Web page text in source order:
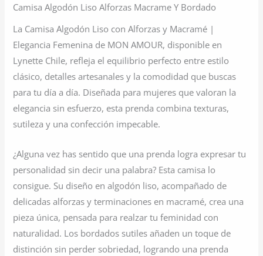
Camisa Algodón Liso Alforzas Macrame Y Bordado
La Camisa Algodón Liso con Alforzas y Macramé |
Elegancia Femenina de MON AMOUR, disponible en
Lynette Chile, refleja el equilibrio perfecto entre estilo
clásico, detalles artesanales y la comodidad que buscas
para tu día a día. Diseñada para mujeres que valoran la
elegancia sin esfuerzo, esta prenda combina texturas,
sutileza y una confección impecable.
¿Alguna vez has sentido que una prenda logra expresar tu
personalidad sin decir una palabra? Esta camisa lo
consigue. Su diseño en algodón liso, acompañado de
delicadas alforzas y terminaciones en macramé, crea una
pieza única, pensada para realzar tu feminidad con
naturalidad. Los bordados sutiles añaden un toque de
distinción sin perder sobriedad, logrando una prenda